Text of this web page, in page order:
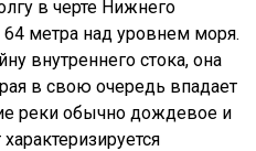
в черте Нижнего
метра над уровнем моря.
внутреннего стока, она
в свою очередь впадает
реки обычно дождевое и